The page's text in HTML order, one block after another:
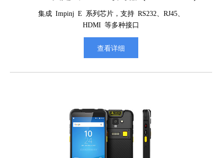
集成 Impinj E 系列芯片，支持 RS232、RJ45、
HDMI 等多种接口
查看详细